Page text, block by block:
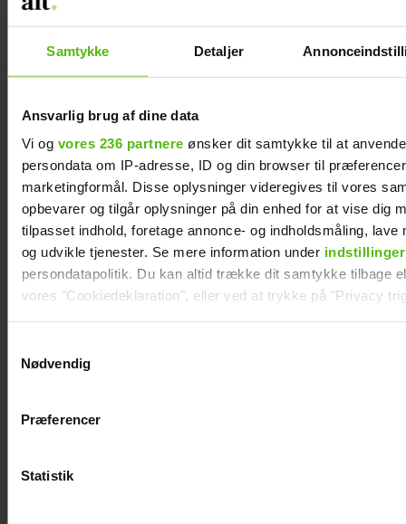
Samtykke Detaljer
Ansvarlig brug af dine data
Vi og vores 236 partnere ønsker dit samtykke til at
persondata om IP-adresse, ID og din browser til
marketingformål. Disse oplysninger videregives til vores
opbevarer og tilgår oplysninger på din enhed for at vise dig
tilpasset indhold, foretage annonce- og indholdsmåling, lave
og udvikle tjenester. Se mere information under indstillinger
persondatapolitik. Du kan altid trække dit samtykke tilbage
vores "Cookiedeklaration", eller ved at trykke på "Privacy
Vi anvender egne cookies og cookies fra tredjeparter til at
generere statistik og huske dine præferencer samt til brug
Nødvendig
Præferencer
Statistik
Sisse Sejr-
Nørgaards krise: I
bund økonomisk
afslører nye
detaljer: Jagtet af
Frederik